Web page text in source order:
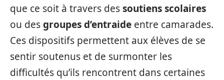
que ce soit à travers dessoutiens scolaires
ou desgroupes d’entraide entre camarades.
Ces dispositifs permettent aux élèves de se
sentir soutenus et de surmonter les
difficultés qu’ils rencontrent dans certaines